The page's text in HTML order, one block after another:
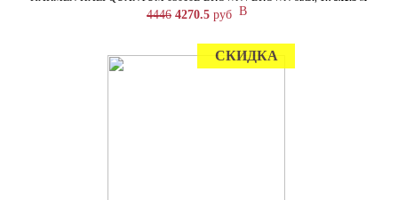
4446 4270.5 руб
СКИДКА